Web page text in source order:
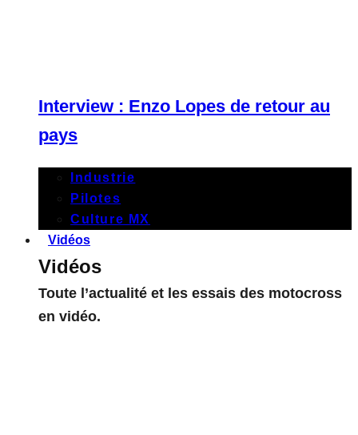
Interview : Enzo Lopes de retour au
pays
Industrie
Pilotes
Culture MX
Vidéos
Vidéos
Toute l’actualité et les essais des motocross
en vidéo.